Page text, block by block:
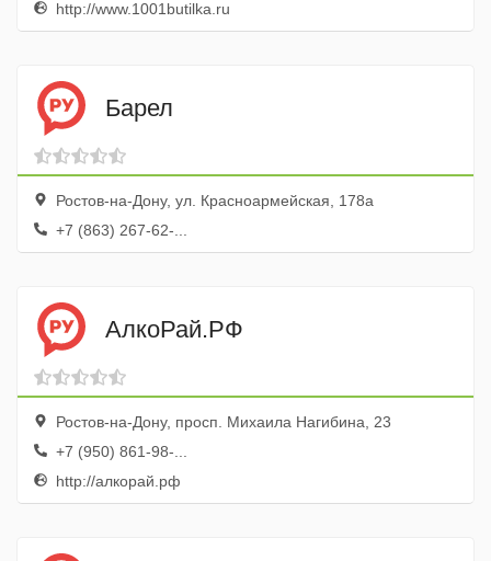
http://www.1001butilka.ru
Барел
Ростов-на-Дону, ул. Красноармейская, 178а
+7 (863) 267-62-...
АлкоРай.РФ
Ростов-на-Дону, просп. Михаила Нагибина, 23
+7 (950) 861-98-...
http://алкорай.рф